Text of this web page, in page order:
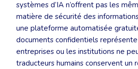
systèmes d’IA n’offrent pas les
matière de sécurité des
une plateforme automatisée
documents confidentiels
entreprises ou les institutions ne
traducteurs humains conservent un